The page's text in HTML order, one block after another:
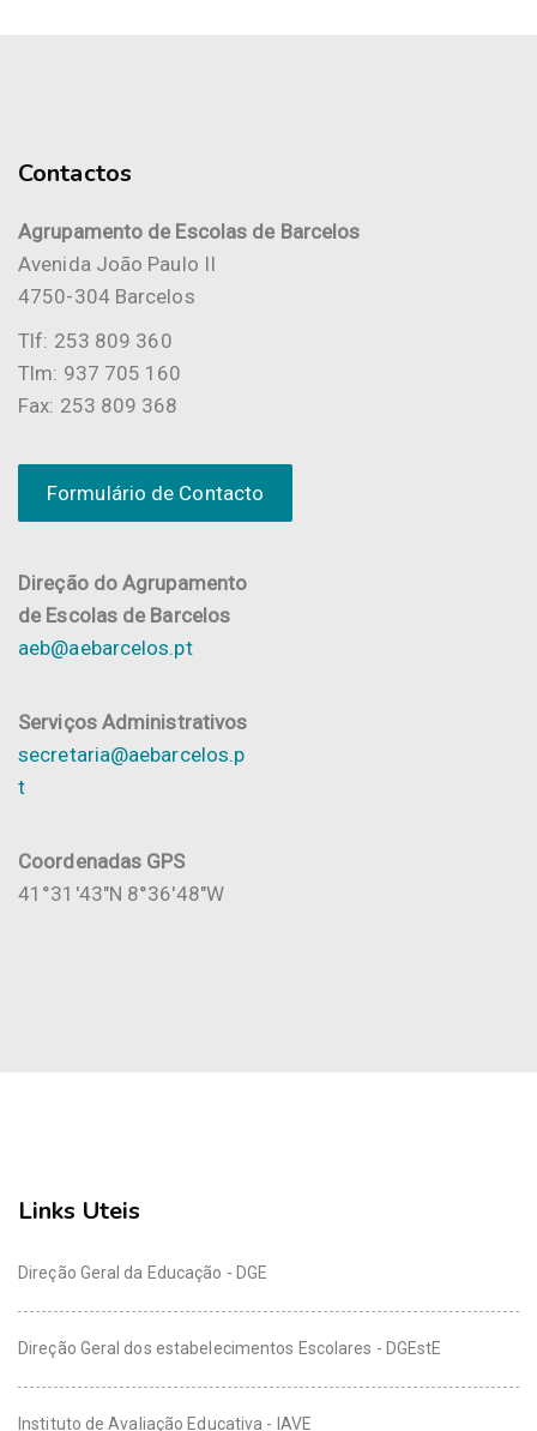
Contactos
Agrupamento de Escolas de Barcelos
Avenida João Paulo II
4750-304 Barcelos
Tlf: 253 809 360
Tlm: 937 705 160
Fax: 253 809 368
Formulário de Contacto
Direção do Agrupamento
de Escolas de Barcelos
aeb@aebarcelos.pt
Serviços Administrativos
secretaria@aebarcelos.p
t
Coordenadas GPS
41°31'43"N 8°36'48"W
Links Uteis
Direção Geral da Educação - DGE
Direção Geral dos estabelecimentos Escolares - DGEstE
Instituto de Avaliação Educativa - IAVE